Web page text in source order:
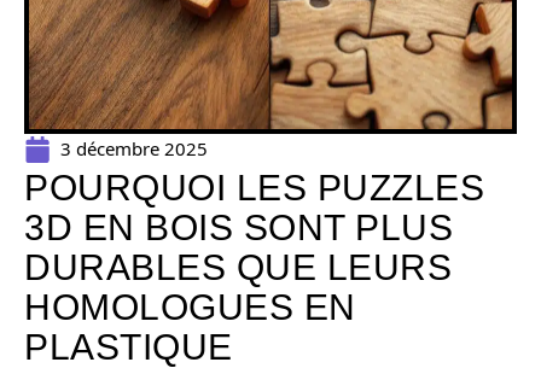
3 décembre 2025
POURQUOI LES PUZZLES
3D EN BOIS SONT PLUS
DURABLES QUE LEURS
HOMOLOGUES EN
PLASTIQUE